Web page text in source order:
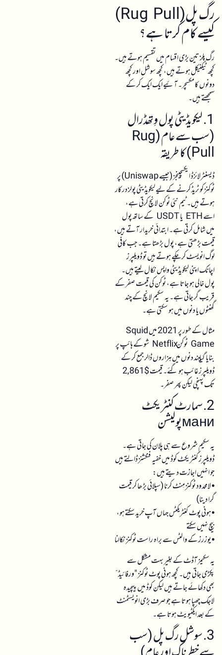
رگ پل(Rug Pull)
کیسے کام کرتا ہے؟
رگ پلز تین بڑی اقسام میں تقسیم ہوتے ہیں۔
کچھ ٹیکنیکل ہوتے ہیں، کچھ سوشل اور کچھ
دونوں کا مکسچر۔ آئیے ایک ایک کر کے
سمجھتے ہیں۔
1. لیکویڈیٹی پول وِتھڈرال
(سب سے عام (Rug
Pull) کا طریقہ
ڈیسنٹرلائزڈ ایکسچینجز (جیسے Uniswap) پر
ٹوکنز کو ٹریڈ کرنے کے لیے لیکویڈیٹی پولز درکار
ہوتے ہیں۔ ٹیم نئی ٹوکن لانچ کرتی ہے،
اسے ETH یا USDT کے ساتھ پول
میں شامل کرتی ہے۔ ابتدائی خریدار آتے ہیں،
قیمت بڑھتی ہے، پول بڑھتا ہے۔ جب کافی
لوگ انویسٹ کر چکے ہوتے ہیں تو ڈویلپرز
اچانک اپنی لیکویڈیٹی واپس نکال لیتے ہیں۔
پول خالی ہو جاتا ہے، ٹوکن کی قیمت صفر کے
قریب گر جاتی ہے۔ یہ سکیم لانچ کے چند
گھنٹوں یا دنوں میں ہو سکتی ہے۔
مثال کے طور پر 2021 میں Squid
Game ٹوکن Netflix شو کے ہائپ پر
بنایا گیا چند دنوں میں ہزاروں ڈالر جمع کر کے
ڈویلپرز غائب ہو گئے۔ قیمت $2,861
تک پہنچی لیکن پھر صفر۔
2. سمارٹ کنٹریکٹ
маниپولیشن
یہ سکیم شروع سے ہی پلان کی جاتی ہے۔
ڈویلپرز کنٹریکٹ کوڈ میں خفیہ فنکشنز ڈالتے ہیں
جو انہیں اجازت دیتے ہیں:
• لامحدود ٹوکنز مِنٹ کرنا (سپلائی بڑھا کر قیمت
گرا دینا)
• ہونی پوٹ کنٹریکٹس جہاں آپ خرید سکتے ہو،
بیچ نہیں سکتے
• یوزرز کے والٹس سے براہ راست ٹوکنز نکالنا
یہ سکیمز آڈٹ کے بغیر بہت مشکل سے
پکڑی جاتی ہیں۔ کچھ ہونی پوٹ ٹوکنز "ورفائیڈ”
بھی دکھائے جاتے ہیں لیکن کوڈ میں پیچیدہ
لاجک چھپا ہوتا ہے جو صرف بڑی انویسٹمنٹ
کے بعد ایکٹیویٹ ہوتا ہے۔
3. سوشل رگ پل (سب